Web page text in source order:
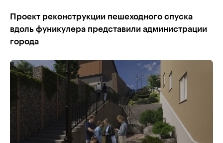
Проект реконструкции пешеходного спуска
вдоль фуникулера представили администрации
города